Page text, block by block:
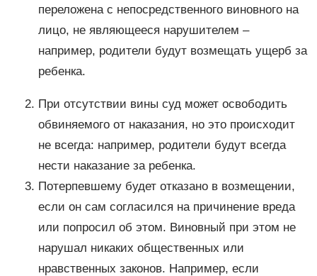
переложена с непосредственного виновного на
лицо, не являющееся нарушителем –
например, родители будут возмещать ущерб за
ребенка.
При отсутствии вины суд может освободить
обвиняемого от наказания, но это происходит
не всегда: например, родители будут всегда
нести наказание за ребенка.
Потерпевшему будет отказано в возмещении,
если он сам согласился на причинение вреда
или попросил об этом. Виновный при этом не
нарушал никаких общественных или
нравственных законов. Например, если